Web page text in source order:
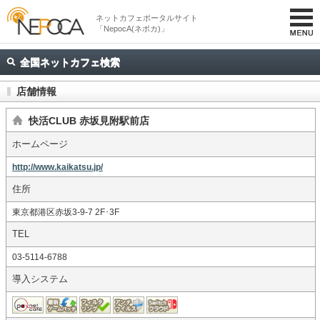
ネットカフェポータルサイト
「NepocA(ネポカ)」
全国ネットカフェ検索
店舗情報
快活CLUB 赤坂見附駅前店
ホームページ
http://www.kaikatsu.jp/
住所
東京都港区赤坂3-9-7 2F･3F
TEL
03-5114-6788
導入システム